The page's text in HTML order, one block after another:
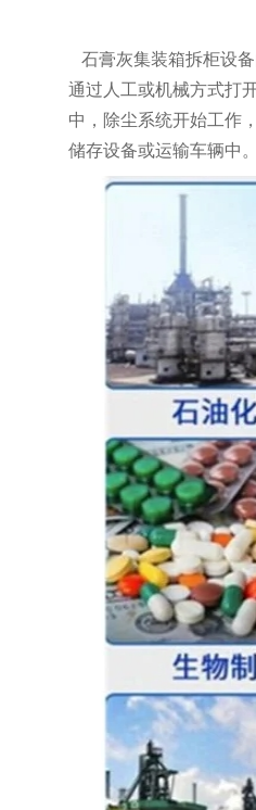
石膏灰集装箱拆柜设
通过人工或机械方式打
中，除尘系统开始工作
储存设备或运输车辆中。